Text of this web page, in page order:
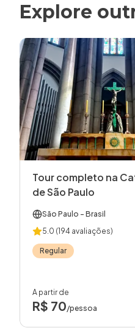
Explore
Tour completo na
de São Paulo
São Paulo - Brasil
5.0 (194 avaliações)
Regular
A partir de
R$ 70/pessoa